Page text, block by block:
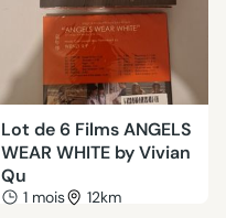
Lot de 6 Films ANGELS
WEAR WHITE by Vivian
Qu
1 mois 12km